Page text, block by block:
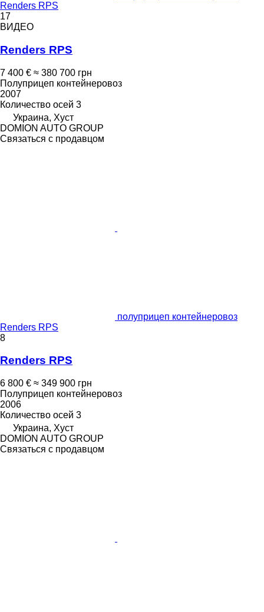
Renders RPS
17
ВИДЕО
Renders RPS
7 400 € ≈ 380 700 грн
Полуприцеп контейнеровоз
2007
Количество осей 3
Украина, Хуст
DOMION AUTO GROUP
Связаться с продавцом
полуприцеп контейнеровоз
Renders RPS
8
Renders RPS
6 800 € ≈ 349 900 грн
Полуприцеп контейнеровоз
2006
Количество осей 3
Украина, Хуст
DOMION AUTO GROUP
Связаться с продавцом